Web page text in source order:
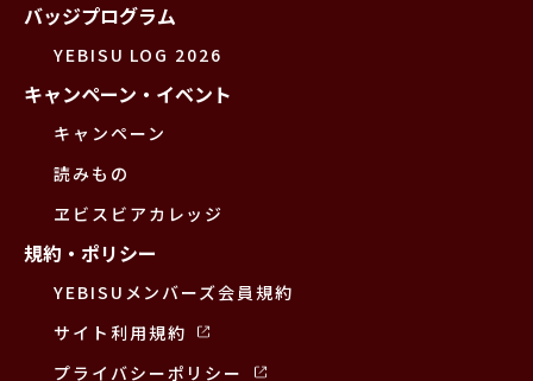
バッジプログラム
YEBISU LOG 2026
キャンペーン・イベント
キャンペーン
読みもの
ヱビスビアカレッジ
規約・ポリシー
YEBISUメンバーズ会員規約
サイト利用規約
プライバシーポリシー